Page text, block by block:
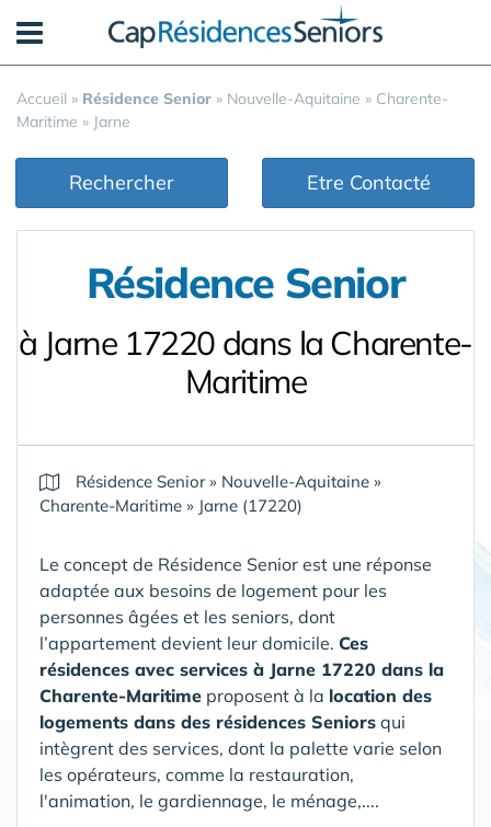
Accueil » Résidence Senior » Nouvelle-Aquitaine » Charente-
Maritime » Jarne
Rechercher Etre Contacté
Résidence Senior
à Jarne 17220 dans la Charente-
Maritime
Résidence Senior» Nouvelle-Aquitaine »
Charente-Maritime » Jarne (17220)
Le concept de Résidence Senior est une réponse
adaptée aux besoins de logement pour les
personnes âgées et les seniors, dont
l’appartement devient leur domicile. Ces
résidences avec services à Jarne 17220 dans la
Charente-Maritime proposent à la location des
logements dans des résidences Seniors qui
intègrent des services, dont la palette varie selon
les opérateurs, comme la restauration,
l'animation, le gardiennage, le ménage,....